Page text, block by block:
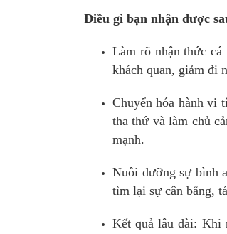
Điều gì bạn nhận được
Làm rõ nhận thức cá
khách quan, giảm đi
Chuyển hóa hành vi
tha thứ và làm chủ
mạnh.
Nuôi dưỡng sự bình
tìm lại sự cân bằng,
Kết quả lâu dài: Khi